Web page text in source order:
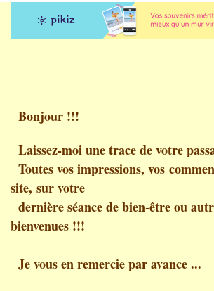
Bonjour !!!
Laissez-moi une trace de votre
Toutes vos impressions, vos
site, sur votre
dernière séance de bien-être ou
bienvenues !!!
Je vous en remercie par avance ...